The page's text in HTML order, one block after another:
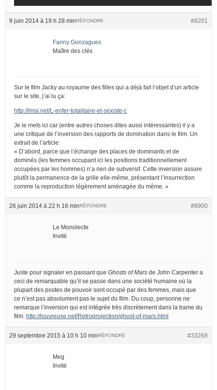
9 juin 2014 à 19 h 28 min #8201
RÉPONDRE
Fanny Gonzagues
Maître des clés
Sur le film Jacky au royaume des filles qui a déjà fait l’objet d’un article
sur le site, j’ai lu ça:
http://lmsi.net/L-enfer-totalitaire-et-sexiste-c
Je le mets ici car (entre autres choses dites aussi intéressantes) il y a
une critique de l’inversion des rapports de domination dans le film. Un
extrait de l’article:
« D’abord, parce que l’échange des places de dominants et de
dominés (les femmes occupant ici les positions traditionnellement
occupées par les hommes) n’a rien de subversif. Cette inversion assure
plutôt la permanence de la grille elle-même, présentant l’insurrection
comme la reproduction légèrement aménagée du même. »
26 juin 2014 à 22 h 16 min #8900
RÉPONDRE
Le Monolecte
Invité
Juste pour signaler en passant que Ghosts of Mars de John Carpenter a
ceci de remarquable qu’il se passe dans une société humaine où la
plupart des postes de pouvoir sont occupé par des femmes, mais que
ce n’est pas absolument pas le sujet du film. Du coup, personne ne
remarque l’inversion qui est intégrée très discrètement dans la trame du
film. http://louvreuse.net/Retroprojection/ghost-of-mars.html
29 septembre 2015 à 10 h 10 min #33268
RÉPONDRE
Meg
Invité